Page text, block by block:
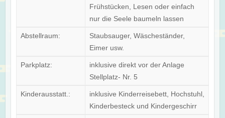
Frühstücken, Lesen oder einfach
nur die Seele baumeln lassen
Abstellraum:
Staubsauger, Wäscheständer,
Eimer usw.
Parkplatz:
inklusive direkt vor der Anlage
Stellplatz- Nr. 5
Kinderausstatt.:
inklusive Kinderreisebett, Hochstuhl,
Kinderbesteck und Kindergeschirr